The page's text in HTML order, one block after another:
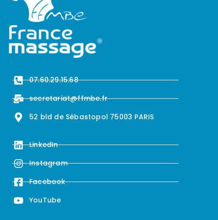
07.60.29.15.68
secretariat@ffmbe.fr
52 bld de Sébastopol 75003 PARIS
LinkedIn
Instagram
Facebook
YouTube